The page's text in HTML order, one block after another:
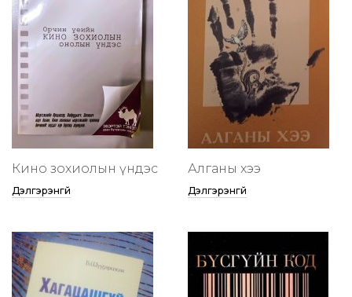
Кино зохиолын үндэс
Дэлгэрэнгүй
Алганы хээ
Дэлгэрэнгүй